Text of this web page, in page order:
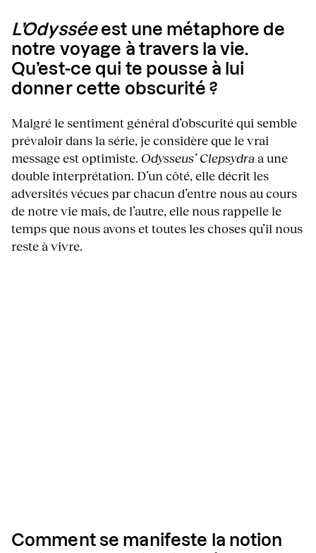
L’Odysséeest une métaphore de
notre voyage à travers la vie.
Qu’est-ce qui te pousse à lui
donner cette obscurité ?
Malgré le sentiment général d’obscurité qui semble
prévaloir dans la série, je considère que le vrai
message est optimiste. Odysseus’ Clepsydra a une
double interprétation. D’un côté, elle décrit les
adversités vécues par chacun d’entre nous au cours
de notre vie mais, de l’autre, elle nous rappelle le
temps que nous avons et toutes les choses qu’il nous
reste à vivre.
Comment se manifeste la notion